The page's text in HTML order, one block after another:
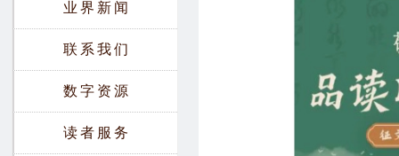
业界新闻
联系我们
数字资源
读者服务